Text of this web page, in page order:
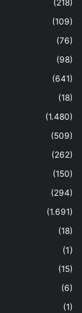
(218)
(109)
(76)
(98)
(641)
(18)
(1.480)
(509)
(262)
(150)
(294)
(1.691)
(18)
(1)
(15)
(6)
(1)